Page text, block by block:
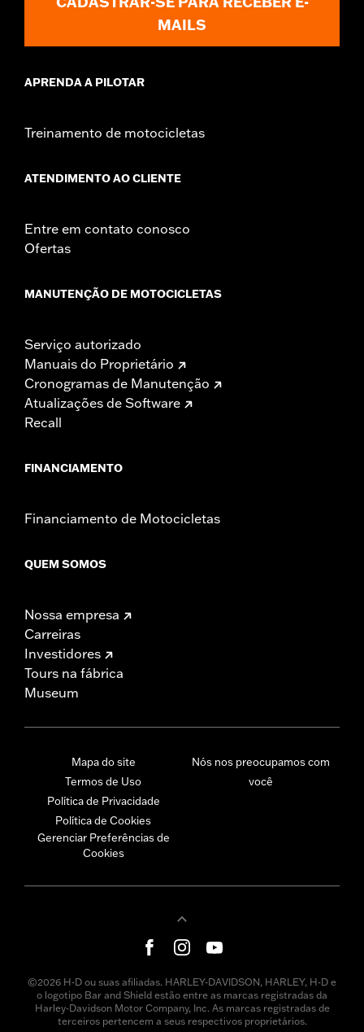
MAILS
APRENDA A PILOTAR
Treinamento de motocicletas
ATENDIMENTO AO CLIENTE
Entre em contato conosco
Ofertas
MANUTENÇÃO DE MOTOCICLETAS
Serviço autorizado
Manuais do Proprietário
Cronogramas de Manutenção
Atualizações de Software
Recall
FINANCIAMENTO
Financiamento de Motocicletas
QUEM SOMOS
Nossa empresa
Carreiras
Investidores
Tours na fábrica
Museum
Mapa do site
Termos de Uso
Política de Privacidade
Política de Cookies
Gerenciar Preferências de
Cookies
Nós nos preocupamos com
você
©2026 H-D ou suas afiliadas. HARLEY-DAVIDSON, HARLEY, H-D e
o logotipo Bar and Shield estão entre as marcas registradas da
Harley-Davidson Motor Company, Inc. As marcas registradas de
terceiros pertencem a seus respectivos proprietários.